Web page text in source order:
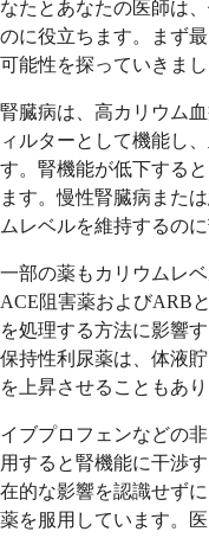
なたとあなたの医師は
のに役立ちます。まず
可能性を探っていきまし
腎臓病は、高カリウム
ィルターとして機能し
す。腎機能が低下する
ます。慢性腎臓病また
ムレベルを維持するの
一部の薬もカリウムレ
ACE阻害薬およびARB
を処理する方法に影響
保持性利尿薬は、体液
を上昇させることもあり
イブプロフェンなどの
用すると腎機能に干渉
在的な影響を認識せず
薬を服用しています。